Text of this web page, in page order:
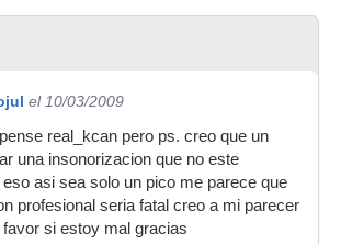
el 10/03/2009
real_kcan pero ps. creo que un
una insonorizacion que no este
eso asi sea solo un pico me parece que
profesional seria fatal creo a mi parecer
si estoy mal gracias